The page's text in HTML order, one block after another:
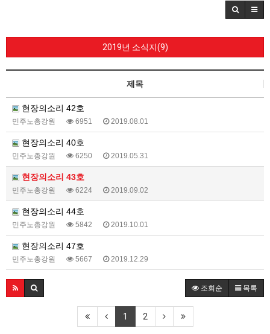
2019년 소식지(9)
제목
현장의소리 42호
민주노총강원 6951 2019.08.01
현장의소리 40호
민주노총강원 6250 2019.05.31
현장의소리 43호
민주노총강원 6224 2019.09.02
현장의소리 44호
민주노총강원 5842 2019.10.01
현장의소리 47호
민주노총강원 5667 2019.12.29
조회순 목록
1 2